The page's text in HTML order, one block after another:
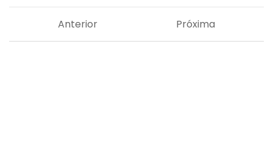
Próxima
Anterior